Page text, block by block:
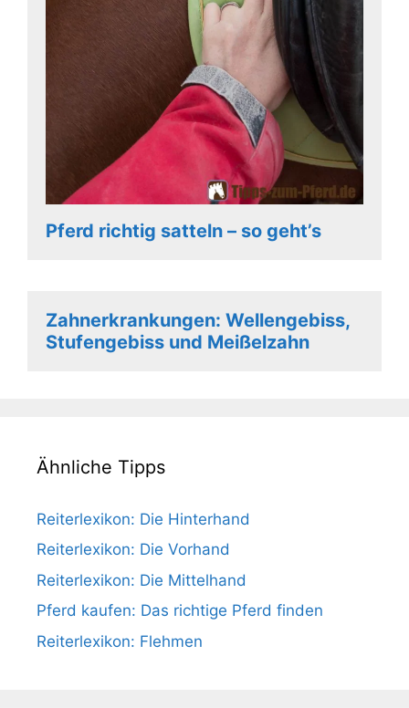
Pferd richtig satteln – so geht’s
Zahnerkrankungen: Wellengebiss,
Stufengebiss und Meißelzahn
Ähnliche Tipps
Reiterlexikon: Die Hinterhand
Reiterlexikon: Die Vorhand
Reiterlexikon: Die Mittelhand
Pferd kaufen: Das richtige Pferd finden
Reiterlexikon: Flehmen